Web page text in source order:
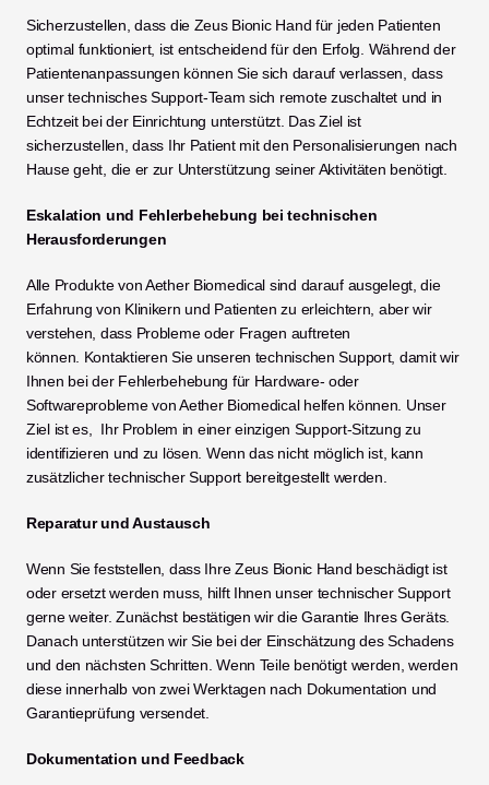
Sicherzustellen, dass die Zeus Bionic Hand für jeden Patienten
optimal funktioniert, ist entscheidend für den Erfolg. Während der
Patientenanpassungen können Sie sich darauf verlassen, dass
unser technisches Support-Team sich remote zuschaltet und in
Echtzeit bei der Einrichtung unterstützt. Das Ziel ist
sicherzustellen, dass Ihr Patient mit den Personalisierungen nach
Hause geht, die er zur Unterstützung seiner Aktivitäten benötigt.
Eskalation und Fehlerbehebung bei technischen
Herausforderungen
Alle Produkte von Aether Biomedical sind darauf ausgelegt, die
Erfahrung von Klinikern und Patienten zu erleichtern, aber wir
verstehen, dass Probleme oder Fragen auftreten
können. Kontaktieren Sie unseren technischen Support, damit wir
Ihnen bei der Fehlerbehebung für Hardware- oder
Softwareprobleme von Aether Biomedical helfen können. Unser
Ziel ist es,  Ihr Problem in einer einzigen Support-Sitzung zu
identifizieren und zu lösen. Wenn das nicht möglich ist, kann
zusätzlicher technischer Support bereitgestellt werden.
Reparatur und Austausch
Wenn Sie feststellen, dass Ihre Zeus Bionic Hand beschädigt ist
oder ersetzt werden muss, hilft Ihnen unser technischer Support
gerne weiter. Zunächst bestätigen wir die Garantie Ihres Geräts.
Danach unterstützen wir Sie bei der Einschätzung des Schadens
und den nächsten Schritten. Wenn Teile benötigt werden, werden
diese innerhalb von zwei Werktagen nach Dokumentation und
Garantieprüfung versendet.
Dokumentation und Feedback